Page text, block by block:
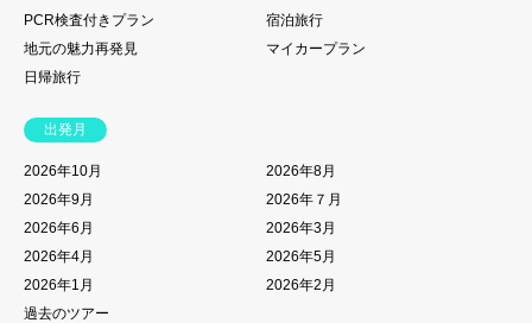
PCR検査付きプラン
宿泊旅行
地元の魅力再発見
マイカープラン
日帰旅行
出発月
2026年10月
2026年8月
2026年9月
2026年７月
2026年6月
2026年3月
2026年4月
2026年5月
2026年1月
2026年2月
過去のツアー